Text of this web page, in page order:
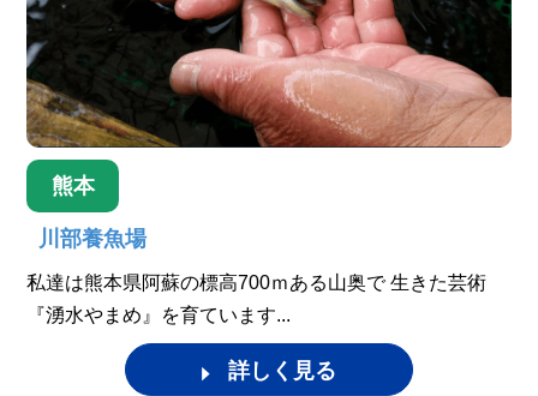
熊本
川部養魚場
私達は熊本県阿蘇の標高700ｍある山奥で 生きた芸術
『湧水やまめ』を育ています...
詳しく見る